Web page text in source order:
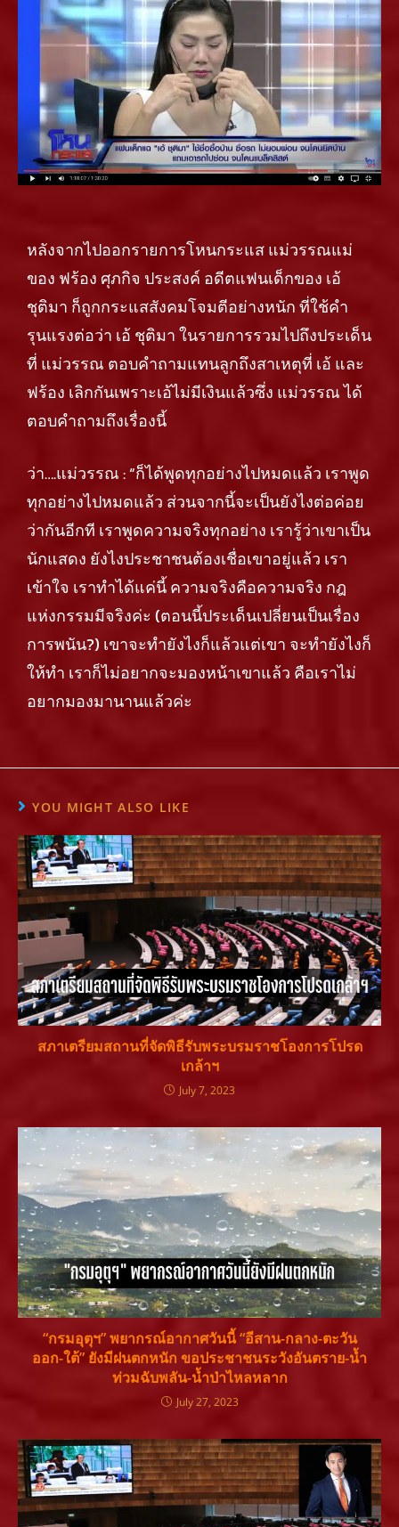
หลังจากไปออกรายการโหนกระแส แม่วรรณแม่
ของ ฟร้อง ศุภกิจ ประสงค์ อดีตแฟนเด็กของ เอ้
ชุติมา ก็ถูกกระแสสังคมโจมตีอย่างหนัก ที่ใช้คำ
รุนแรงต่อว่า เอ้ ชุติมา ในรายการรวมไปถึงประเด็น
ที่ แม่วรรณ ตอบคำถามแทนลูกถึงสาเหตุที่ เอ้ และ
ฟร้อง เลิกกันเพราะเอ้ไม่มีเงินแล้วซึ่ง แม่วรรณ ได้
ตอบคำถามถึงเรื่องนี้
ว่า….แม่วรรณ : “ก็ได้พูดทุกอย่างไปหมดแล้ว เราพูด
ทุกอย่างไปหมดแล้ว ส่วนจากนี้จะเป็นยังไงต่อค่อย
ว่ากันอีกที เราพูดความจริงทุกอย่าง เรารู้ว่าเขาเป็น
นักแสดง ยังไงประชาชนต้องเชื่อเขาอยู่แล้ว เรา
เข้าใจ เราทำได้แค่นี้ ความจริงคือความจริง กฎ
แห่งกรรมมีจริงค่ะ (ตอนนี้ประเด็นเปลี่ยนเป็นเรื่อง
การพนัน?) เขาจะทำยังไงก็แล้วแต่เขา จะทำยังไงก็
ให้ทำ เราก็ไม่อยากจะมองหน้าเขาแล้ว คือเราไม่
อยากมองมานานแล้วค่ะ
YOU MIGHT ALSO LIKE
สภาเตรียมสถานที่จัดพิธีรับพระบรมราชโองการโปรด
เกล้าฯ
July 7, 2023
“กรมอุตุฯ” พยากรณ์อากาศวันนี้ “อีสาน-กลาง-ตะวัน
ออก-ใต้” ยังมีฝนตกหนัก ขอประชาชนระวังอันตราย-น้ำ
ท่วมฉับพลัน-น้ำป่าไหลหลาก
July 27, 2023